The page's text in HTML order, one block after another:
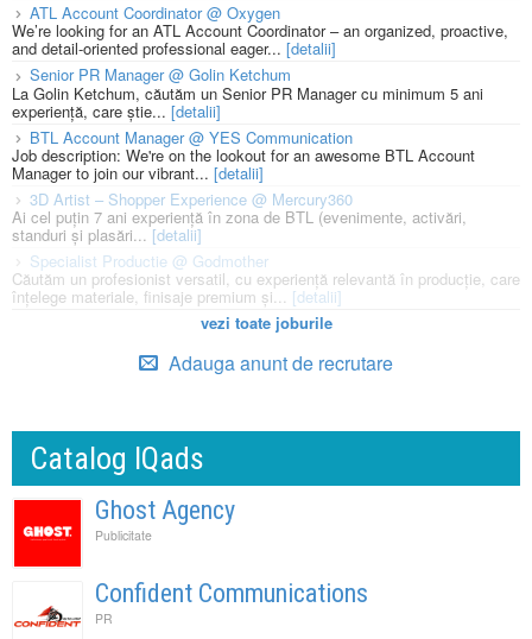
ATL Account Coordinator @ Oxygen
We’re looking for an ATL Account Coordinator – an organized, proactive,
and detail-oriented professional eager... [detalii]
Senior PR Manager @ Golin Ketchum
La Golin Ketchum, căutăm un Senior PR Manager cu minimum 5 ani
experiență, care știe... [detalii]
BTL Account Manager @ YES Communication
Job description: We're on the lookout for an awesome BTL Account
Manager to join our vibrant... [detalii]
3D Artist – Shopper Experience @ Mercury360
Ai cel puțin 7 ani experiență în zona de BTL (evenimente, activări,
standuri și plasări...[detalii]
Specialist Productie @ Godmother
Căutăm un profesionist versatil, cu experiență relevantă în producție, care
înțelege materiale, finisaje premium și... [detalii]
vezi toate joburile
Adauga anunt de recrutare
Catalog IQads
Ghost Agency
Publicitate
Confident Communications
PR